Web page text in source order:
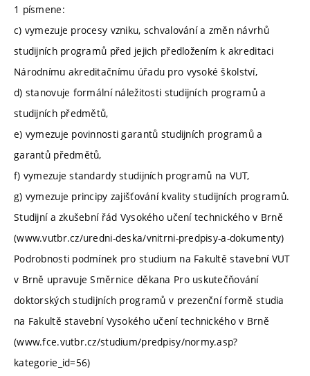
1 písmene:
c) vymezuje procesy vzniku, schvalování a změn návrhů
studijních programů před jejich předložením k akreditaci
Národnímu akreditačnímu úřadu pro vysoké školství,
d) stanovuje formální náležitosti studijních programů a
studijních předmětů,
e) vymezuje povinnosti garantů studijních programů a
garantů předmětů,
f) vymezuje standardy studijních programů na VUT,
g) vymezuje principy zajišťování kvality studijních programů.
Studijní a zkušební řád Vysokého učení technického v Brně
(www.vutbr.cz/uredni-deska/vnitrni-predpisy-a-dokumenty)
Podrobnosti podmínek pro studium na Fakultě stavební VUT
v Brně upravuje Směrnice děkana Pro uskutečňování
doktorských studijních programů v prezenční formě studia
na Fakultě stavební Vysokého učení technického v Brně
(www.fce.vutbr.cz/studium/predpisy/normy.asp?
kategorie_id=56)